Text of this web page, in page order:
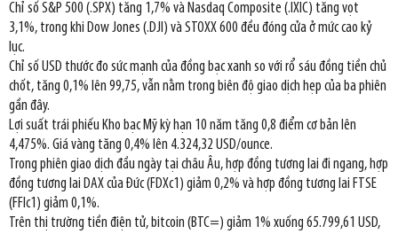
Chỉ số S&P 500 (.SPX) tăng 1,7% và Nasdaq Composite (.IXIC) tăng vọt
3,1%, trong khi Dow Jones (.DJI) và STOXX 600 đều đóng cửa ở mức cao kỷ
lục.
Chỉ số USD thước đo sức mạnh của đồng bạc xanh so với rổ sáu đồng tiền chủ
chốt, tăng 0,1% lên 99,75, vẫn nằm trong biên độ giao dịch hẹp của ba phiên
gần đây.
Lợi suất trái phiếu Kho bạc Mỹ kỳ hạn 10 năm tăng 0,8 điểm cơ bản lên
4,475%. Giá vàng tăng 0,4% lên 4.324,32 USD/ounce.
Trong phiên giao dịch đầu ngày tại châu Âu, hợp đồng tương lai đi ngang, hợp
đồng tương lai DAX của Đức (FDXc1) giảm 0,2% và hợp đồng tương lai FTSE
(FFIc1) giảm 0,1%.
Trên thị trường tiền điện tử, bitcoin (BTC=) giảm 1% xuống 65.799,61 USD,